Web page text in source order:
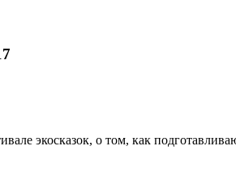
экосказок, о том, как